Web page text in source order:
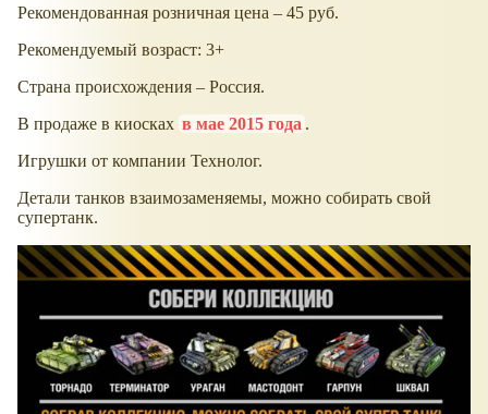
Рекомендованная розничная цена – 45 руб.
Рекомендуемый возраст: 3+
Страна происхождения – Россия.
В продаже в киосках в мае 2015 года .
Игрушки от компании Технолог.
Детали танков взаимозаменяемы, можно собирать свой
супертанк.